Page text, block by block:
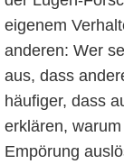
eigenem
anderen: Wer
aus, dass
häufiger, dass
erklären,
Empörung